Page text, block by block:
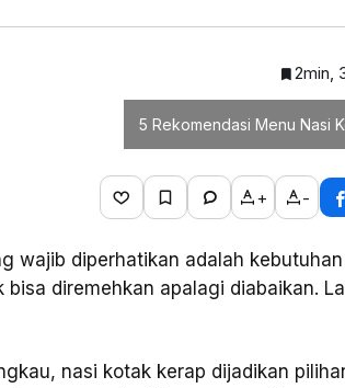
2min,
5 Rekomendasi Menu Nasi
+ -
wajib diperhatikan adalah
diremehkan apalagi diabaikan.
nasi kotak kerap dijadikan